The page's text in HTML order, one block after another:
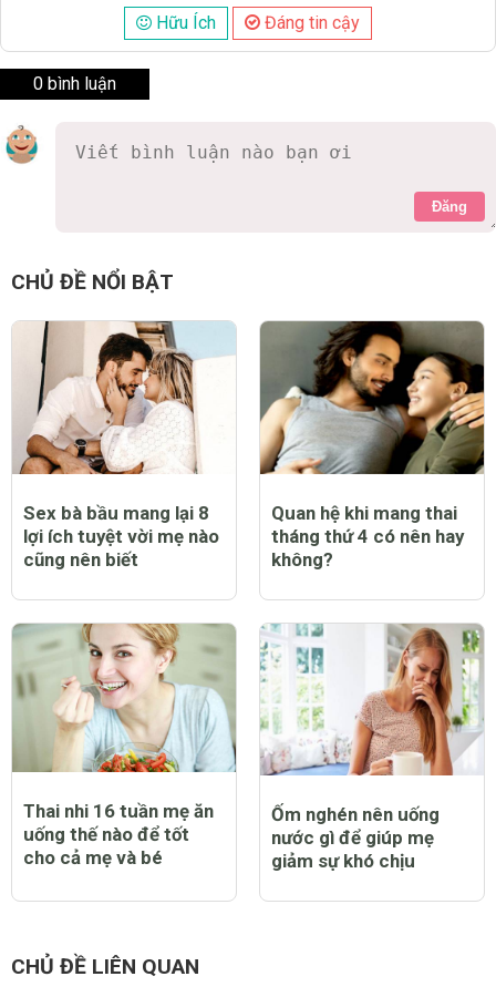
Hữu Ích
Đáng tin cậy
0 bình luận
Đăng
CHỦ ĐỀ NỔI BẬT
Sex bà bầu mang lại 8
lợi ích tuyệt vời mẹ nào
cũng nên biết
Quan hệ khi mang thai
tháng thứ 4 có nên hay
không?
Thai nhi 16 tuần mẹ ăn
uống thế nào để tốt
cho cả mẹ và bé
Ốm nghén nên uống
nước gì để giúp mẹ
giảm sự khó chịu
CHỦ ĐỀ LIÊN QUAN